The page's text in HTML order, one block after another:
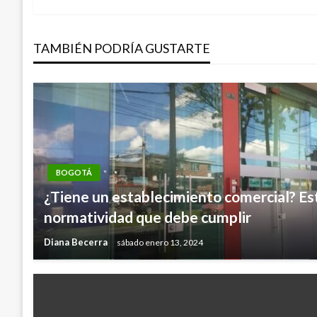
entradas
TAMBIÉN PODRÍA GUSTARTE
BOGOTÁ
¿Tiene un establecimiento comercial?
normatividad que debe cumplir
Diana Becerra sábado enero 13, 2024